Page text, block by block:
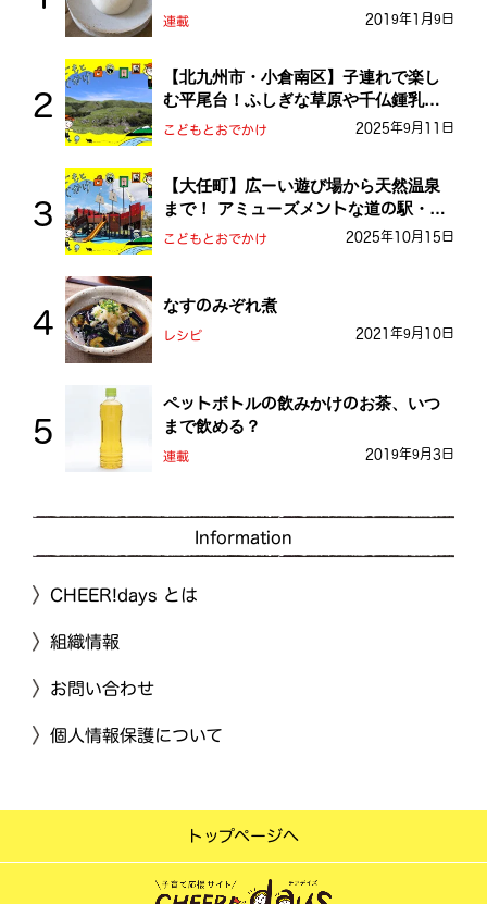
連載 2019年1月9日
【北九州市・小倉南区】子連れで楽し
む平尾台！ふしぎな草原や千仏鍾乳洞
を探検しよう！
こどもとおでかけ 2025年9月11日
【大任町】広ーい遊び場から天然温泉
まで！ アミューズメントな道の駅・お
おとう桜街道
こどもとおでかけ 2025年10月15日
なすのみぞれ煮
レシピ 2021年9月10日
ペットボトルの飲みかけのお茶、いつ
まで飲める？
連載 2019年9月3日
Information
CHEER!days とは
組織情報
お問い合わせ
個人情報保護について
トップページへ